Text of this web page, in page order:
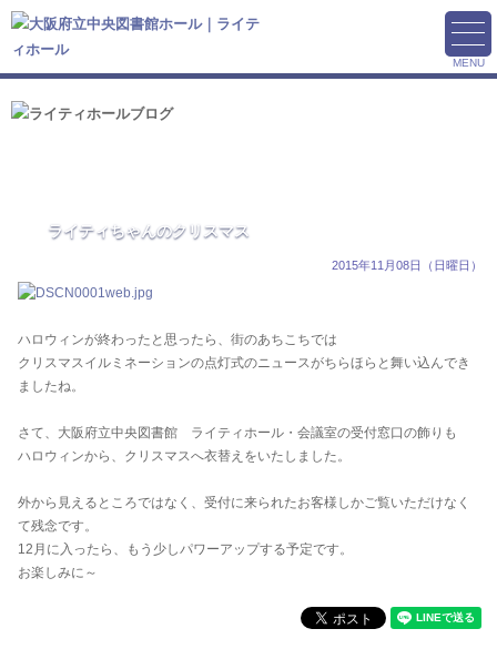
MENU
ライティちゃんのクリスマス
2015年11月08日（日曜日）
ハロウィンが終わったと思ったら、街のあちこちでは
クリスマスイルミネーションの点灯式のニュースがちらほらと舞い込んでき
ましたね。
さて、大阪府立中央図書館 ライティホール・会議室の受付窓口の飾りも
ハロウィンから、クリスマスへ衣替えをいたしました。
外から見えるところではなく、受付に来られたお客様しかご覧いただけなく
て残念です。
12月に入ったら、もう少しパワーアップする予定です。
お楽しみに～